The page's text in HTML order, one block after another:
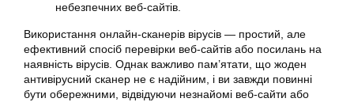
небезпечних веб-сайтів.
Використання онлайн-сканерів вірусів — простий, але
ефективний спосіб перевірки веб-сайтів або посилань на
наявність вірусів. Однак важливо пам’ятати, що жоден
антивірусний сканер не є надійним, і ви завжди повинні
бути обережними, відвідуючи незнайомі веб-сайти або